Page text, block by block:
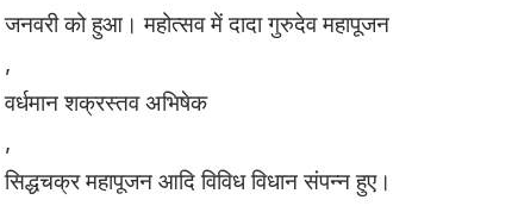
जनवरी को हुआ। महोत्सव में दादा गुरुदेव महापूजन
,
वर्धमान शक्रस्तव अभिषेक
,
सिद्धचक्र महापूजन आदि विविध विधान संपन्न हुए।